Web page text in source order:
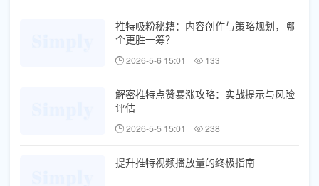
推特吸粉秘籍：内容创作与策略规划，哪
个更胜一筹？
2026-5-6 15:01 133
解密推特点赞暴涨攻略：实战提示与风险
评估
2026-5-5 15:01 238
提升推特视频播放量的终极指南